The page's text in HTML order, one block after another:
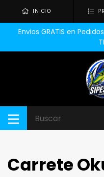
INICIO
Envios GRATIS en
Carrete